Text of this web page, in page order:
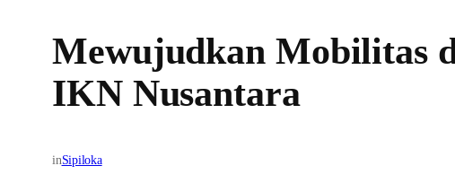
Mewujudkan Mobilitas
IKN Nusantara
inSipiloka